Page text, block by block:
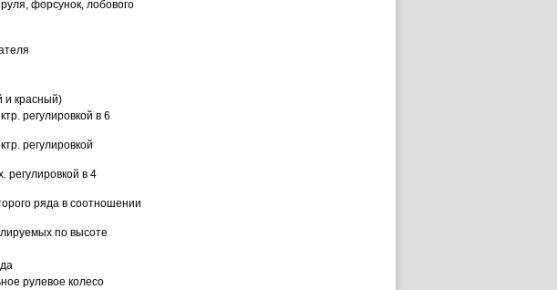
форсунок, лобового
и красный)
регулировкой в 6
регулировкой
регулировкой в 4
ряда в соотношении
по высоте
рулевое колесо